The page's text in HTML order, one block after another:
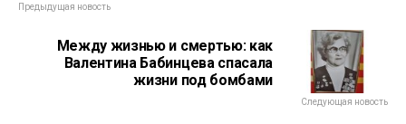
Предыдущая новость
Между жизнью и смертью: как
Валентина Бабинцева спасала
жизни под бомбами
Следующая новость